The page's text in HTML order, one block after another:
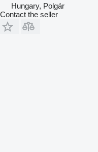
Hungary, Polgár
Contact the seller